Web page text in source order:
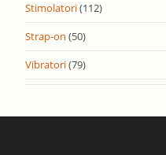
Stimolatori(112)
Strap-on (50)
Vibratori(79)